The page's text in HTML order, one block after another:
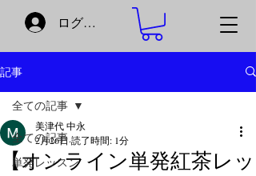
ログイン
記事
全ての記事
単発レッスン
全ての記事
【オンライン単発紅茶レッ
美津代 中永
2月26日 読了時間: 1分